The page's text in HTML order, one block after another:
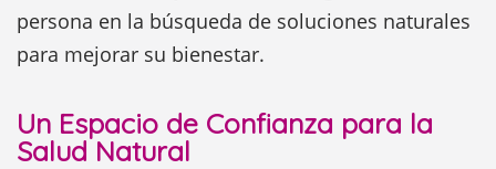
persona en la búsqueda de soluciones naturales
para mejorar su bienestar.
Un Espacio de Confianza para la
Salud Natural